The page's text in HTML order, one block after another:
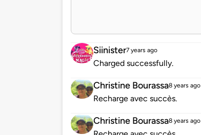
Siinister7 years ago
Charged successfully.
Christine Bourassa8 years ago
Recharge avec succès.
Christine Bourassa8 years ago